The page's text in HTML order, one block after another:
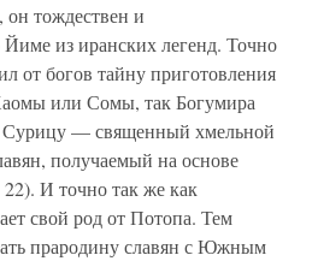
тождествен и
из иранских легенд. Точно
от богов тайну приготовления
или Сомы, так Богумира
Сурицу — священный хмельной
получаемый на основе
И точно так же как
свой род от Потопа. Тем
прародину славян с Южным